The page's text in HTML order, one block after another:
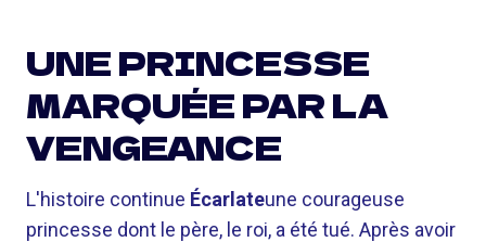
UNE PRINCESSE
MARQUÉE PAR LA
VENGEANCE
L'histoire continue Écarlateune courageuse
princesse dont le père, le roi, a été tué. Après avoir